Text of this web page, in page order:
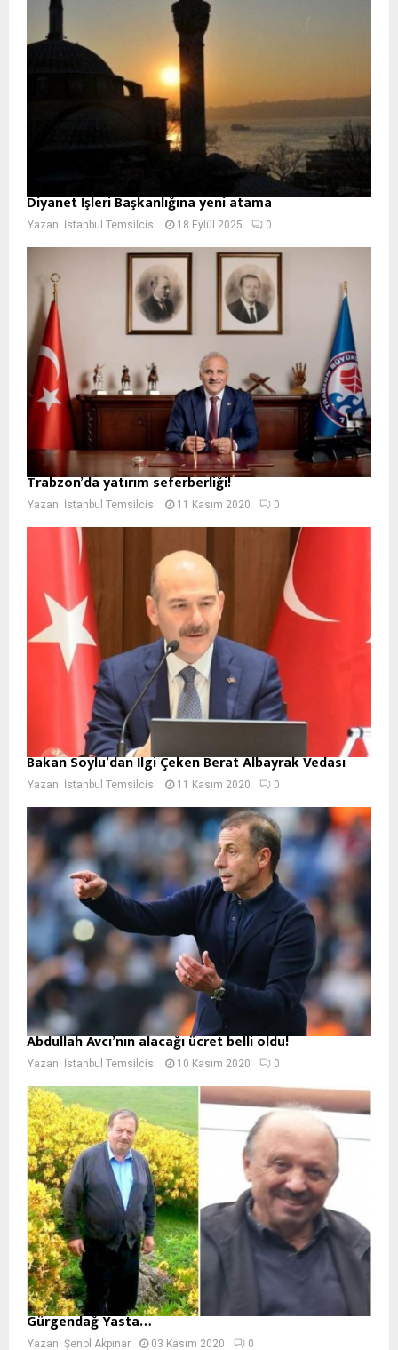
Diyanet İşleri Başkanlığına yeni atama
Yazan: İstanbul Temsilcisi 18 Eylül 2025 0
Trabzon’da yatırım seferberliği!
Yazan: İstanbul Temsilcisi 11 Kasım 2020 0
Bakan Soylu’dan İlgi Çeken Berat Albayrak Vedası
Yazan: İstanbul Temsilcisi 11 Kasım 2020 0
Abdullah Avcı’nın alacağı ücret belli oldu!
Yazan: İstanbul Temsilcisi 10 Kasım 2020 0
Gürgendağ Yasta…
Yazan: Şenol Akpınar 03 Kasım 2020 0